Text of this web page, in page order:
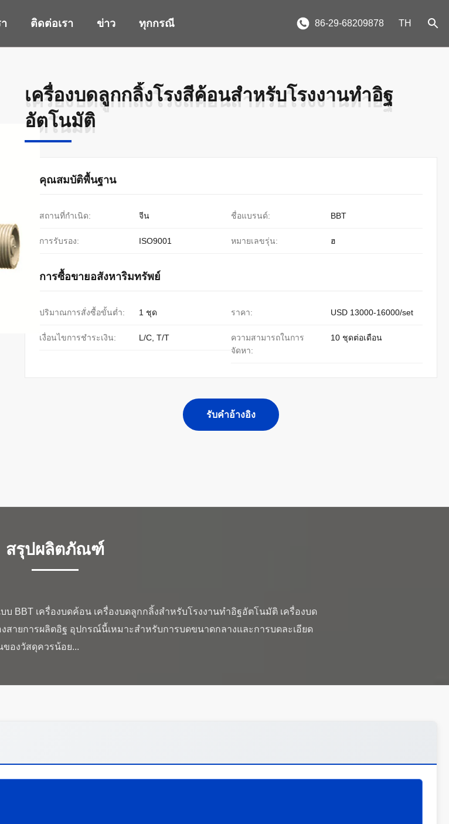
ติดต่อเรา ข่าว ทุกกรณี 86-29-68209878 TH
เครื่องบดลูกกลิ้งโรงสีค้อนสำหรับโรงงานทำอิฐ
อัตโนมัติ
เครื่องบดลูกกลิ้งโรงสีค้อนสำหรับโรงงานทำอิฐ
อัตโนมัติ
คุณสมบัติพื้นฐาน
สถานที่กำเนิด: จีน ชื่อแบรนด์: BBT
การรับรอง: ISO9001 หมายเลขรุ่น: ฮ
การซื้อขายอสังหาริมทรัพย์
ปริมาณการสั่งซื้อขั้นต่ำ: 1 ชุด ราคา: USD 13000-16000/set
เงื่อนไขการชำระเงิน: L/C, T/T
ความสามารถในการ
จัดหา:
10 ชุดต่อเดือน
รับคําอ้างอิง
สรุปผลิตภัณฑ์
BBT เครื่องบดค้อน เครื่องบดลูกกลิ้งสำหรับโรงงานทำอิฐอัตโนมัติ เครื่องบด
ายการผลิตอิฐ อุปกรณ์นี้เหมาะสำหรับการบดขนาดกลางและการบดละเอียด